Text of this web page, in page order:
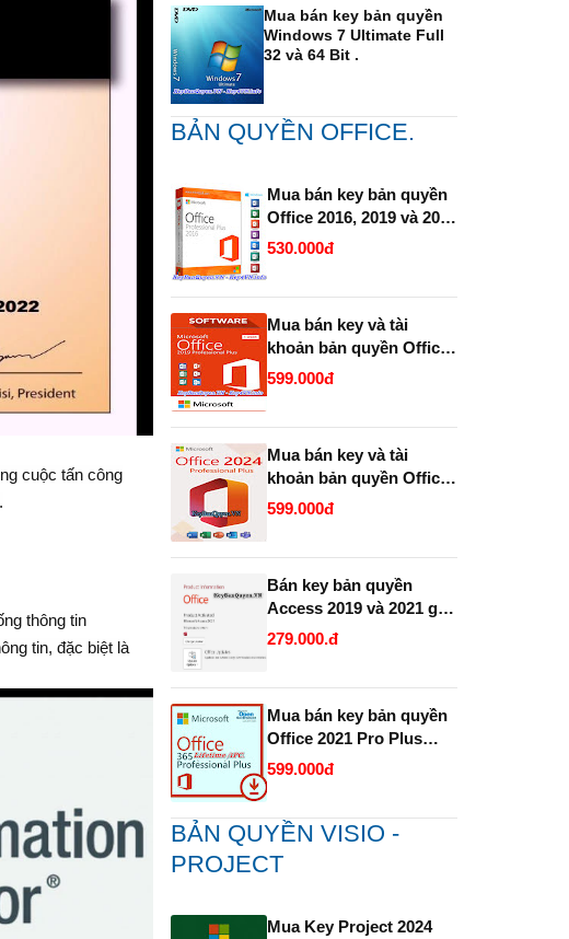
cuộc tấn công
thông tin
tin, đặc biệt là
Mua bán key bản quyền
Windows 7 Ultimate Full
32 và 64 Bit .
BẢN QUYỀN OFFICE.
Mua bán key bản quyền
Office 2016, 2019 và 2021
Pro Plus (365 ) Vĩnh Viễn
530.000đ
Mua bán key và tài
khoản bản quyền Office
2019 và 2021 Pro Plus
(365 trọn đời ).
599.000đ
Mua bán key và tài
khoản bản quyền Office
2024 Pro Plus (365
599.000đ
Bán key bản quyền
Access 2019 và 2021 giá
rẻ.
279.000.đ
Mua bán key bản quyền
Office 2021 Pro Plus
1PC trọn đời Full 32 Bit
và 64 Bit .
599.000đ
BẢN QUYỀN VISIO -
PROJECT
Mua Key Project 2024